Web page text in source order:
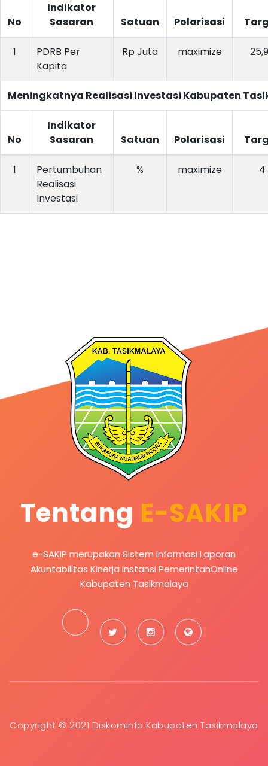
No
Indikator
Sasaran
Satuan Polarisasi
1
PDRB Per
Kapita
Rp Juta maximize
Meningkatnya Realisasi Investasi Kabupaten
No
Indikator
Sasaran
Satuan Polarisasi
1
Pertumbuhan
Realisasi
Investasi
% maximize 4
Tentang E-SAKIP
e-SAKIP merupakan Sistem Informasi Laporan
Akuntabilitas Kinerja Instansi PemerintahOnline
Kabupaten Tasikmalaya
Copyright © 2021 Diskominfo Kabupaten Tasikmalaya